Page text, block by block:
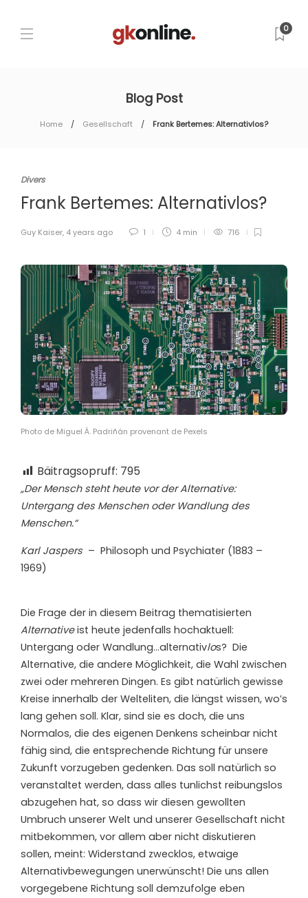
0
Blog Post
Home Gesellschaft Frank Bertemes: Alternativlos?
Divers
Frank Bertemes: Alternativlos?
Guy Kaiser, 4 years ago 1 4 min 716
Photo de Miguel Á. Padriñán provenant de Pexels
Bäitragsopruff: 795
„Der Mensch steht heute vor der Alternative:
Untergang des Menschen oder Wandlung des
Menschen.“
Karl Jaspers – Philosoph und Psychiater (1883 –
1969)
Die Frage der in diesem Beitrag thematisierten
Alternativeist heute jedenfalls hochaktuell:
Untergang oder Wandlung…alternativlos? Die
Alternative, die andere Möglichkeit, die Wahl zwischen
zwei oder mehreren Dingen. Es gibt natürlich gewisse
Kreise innerhalb der Welteliten, die längst wissen, wo’s
lang gehen soll. Klar, sind sie es doch, die uns
Normalos, die des eigenen Denkens scheinbar nicht
fähig sind, die entsprechende Richtung für unsere
Zukunft vorzugeben gedenken. Das soll natürlich so
veranstaltet werden, dass alles tunlichst reibungslos
abzugehen hat, so dass wir diesen gewollten
Umbruch unserer Welt und unserer Gesellschaft nicht
mitbekommen, vor allem aber nicht diskutieren
sollen, meint: Widerstand zwecklos, etwaige
Alternativbewegungen unerwünscht! Die uns allen
vorgegebene Richtung soll demzufolge eben